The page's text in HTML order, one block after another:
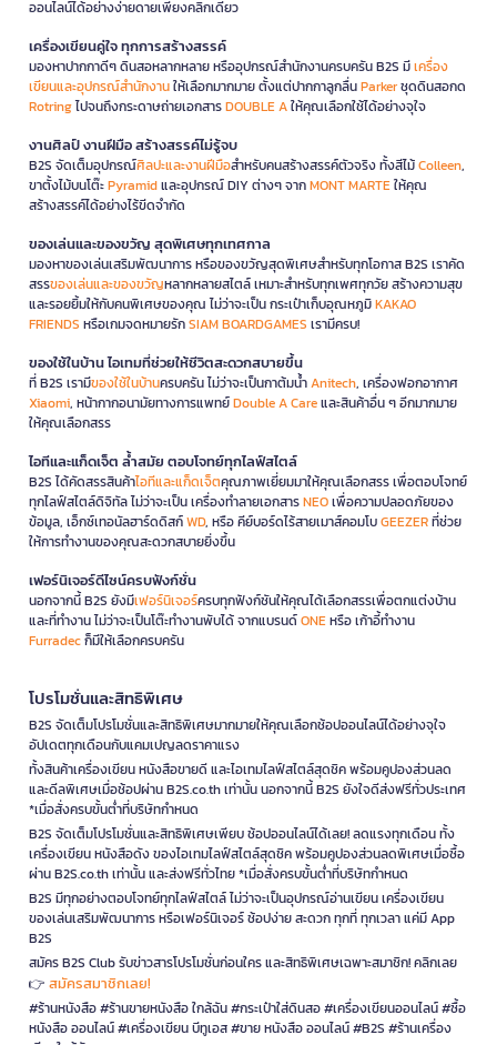
ออนไลน์ได้อย่างง่ายดายเพียงคลิกเดียว
เครื่องเขียนคู่ใจ ทุกการสร้างสรรค์
มองหาปากกาดีๆ ดินสอหลากหลาย หรืออุปกรณ์สำนักงานครบครัน B2S มีเครื่อง
เขียนและอุปกรณ์สำนักงานให้เลือกมากมาย ตั้งแต่ปากกาลูกลื่นParkerชุดดินสอกด
Rotringไปจนถึงกระดาษถ่ายเอกสารDOUBLE Aให้คุณเลือกใช้ได้อย่างจุใจ
งานศิลป์ งานฝีมือ สร้างสรรค์ไม่รู้จบ
B2S จัดเต็มอุปกรณ์ศิลปะและงานฝีมือสำหรับคนสร้างสรรค์ตัวจริง ทั้งสีไม้Colleen,
ขาตั้งไม้บนโต๊ะPyramidและอุปกรณ์ DIY ต่างๆ จากMONT MARTEให้คุณ
สร้างสรรค์ได้อย่างไร้ขีดจำกัด
ของเล่นและของขวัญ สุดพิเศษทุกเทศกาล
มองหาของเล่นเสริมพัฒนาการ หรือของขวัญสุดพิเศษสำหรับทุกโอกาส B2S เราคัด
สรรของเล่นและของขวัญหลากหลายสไตล์ เหมาะสำหรับทุกเพศทุกวัย สร้างความสุข
และรอยยิ้มให้กับคนพิเศษของคุณ ไม่ว่าจะเป็น กระเป๋าเก็บอุณหภูมิKAKAO
FRIENDS หรือเกมจดหมายรักSIAM BOARDGAMES เรามีครบ!
ของใช้ในบ้าน ไอเทมที่ช่วยให้ชีวิตสะดวกสบายขึ้น
ที่ B2S เรามีของใช้ในบ้านครบครัน ไม่ว่าจะเป็นกาต้มน้ำAnitech, เครื่องฟอกอากาศ
Xiaomi, หน้ากากอนามัยทางการแพทย์Double A Careและสินค้าอื่น ๆ อีกมากมาย
ให้คุณเลือกสรร
ไอทีและแก็ดเจ็ต ล้ำสมัย ตอบโจทย์ทุกไลฟ์สไตล์
B2S ได้คัดสรรสินค้าไอทีและแก็ดเจ็ตคุณภาพเยี่ยมมาให้คุณเลือกสรร เพื่อตอบโจทย์
ทุกไลฟ์สไตล์ดิจิทัล ไม่ว่าจะเป็น เครื่องทำลายเอกสารNEOเพื่อความปลอดภัยของ
ข้อมูล, เอ็กซ์เทอนัลฮาร์ดดิสก์WD, หรือ คีย์บอร์ดไร้สายเมาส์คอมโบGEEZERที่ช่วย
ให้การทำงานของคุณสะดวกสบายยิ่งขึ้น
เฟอร์นิเจอร์ดีไซน์ครบฟังก์ชั่น
นอกจากนี้ B2S ยังมีเฟอร์นิเจอร์ครบทุกฟังก์ชันให้คุณได้เลือกสรรเพื่อตกแต่งบ้าน
และที่ทำงาน ไม่ว่าจะเป็นโต๊ะทำงานพับได้ จากแบรนด์ONEหรือ เก้าอี้ทำงาน
Furradecก็มีให้เลือกครบครัน
โปรโมชั่นและสิทธิพิเศษ
B2S จัดเต็มโปรโมชั่นและสิทธิพิเศษมากมายให้คุณเลือกช้อปออนไลน์ได้อย่างจุใจ
อัปเดตทุกเดือนกับแคมเปญลดราคาแรง
ทั้งสินค้าเครื่องเขียน หนังสือขายดี และไอเทมไลฟ์สไตล์สุดชิค พร้อมคูปองส่วนลด
และดีลพิเศษเมื่อช้อปผ่าน B2S.co.th เท่านั้น นอกจากนี้ B2S ยังใจดีส่งฟรีทั่วประเทศ
*เมื่อสั่งครบขั้นต่ำที่บริษัทกำหนด
B2S จัดเต็มโปรโมชั่นและสิทธิพิเศษเพียบ ช้อปออนไลน์ได้เลย! ลดแรงทุกเดือน ทั้ง
เครื่องเขียน หนังสือดัง ของไอเทมไลฟ์สไตล์สุดชิค พร้อมคูปองส่วนลดพิเศษเมื่อซื้อ
ผ่าน B2S.co.th เท่านั้น และส่งฟรีทั่วไทย *เมื่อสั่งครบขั้นต่ำที่บริษัทกำหนด
B2S มีทุกอย่างตอบโจทย์ทุกไลฟ์สไตล์ ไม่ว่าจะเป็นอุปกรณ์อ่านเขียน เครื่องเขียน
ของเล่นเสริมพัฒนาการ หรือเฟอร์นิเจอร์ ช้อปง่าย สะดวก ทุกที่ ทุกเวลา แค่มี App
B2S
สมัคร B2S Club รับข่าวสารโปรโมชั่นก่อนใคร และสิทธิพิเศษเฉพาะสมาชิก! คลิกเลย
👉 สมัครสมาชิกเลย!
#ร้านหนังสือ #ร้านขายหนังสือ ใกล้ฉัน #กระเป๋าใส่ดินสอ #เครื่องเขียนออนไลน์ #ซื้อ
หนังสือ ออนไลน์ #เครื่องเขียน บีทูเอส #ขาย หนังสือ ออนไลน์ #B2S #ร้านเครื่อง